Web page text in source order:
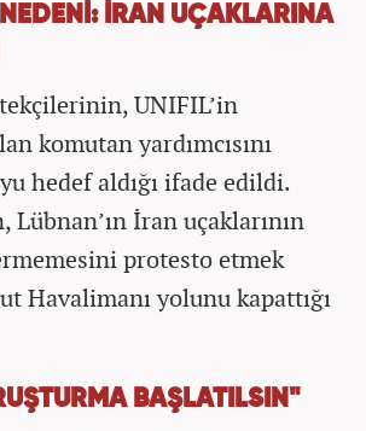
İRAN UÇAKLARINA
UNIFIL’in
komutan yardımcısını
hedef aldığı ifade edildi.
Lübnan’ın İran uçaklarının
protesto etmek
Havalimanı yolunu kapattığı
BAŞLATILSIN"